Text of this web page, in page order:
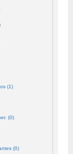
(1)
(0)
(0)